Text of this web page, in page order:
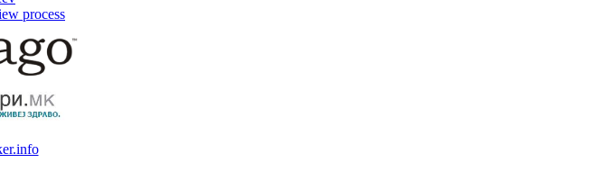
process